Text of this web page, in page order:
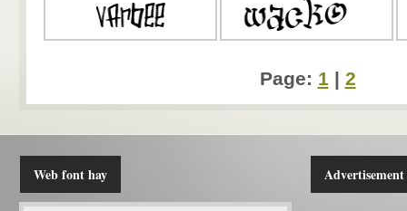
Page: 1 | 2
Web font hay Advertisement